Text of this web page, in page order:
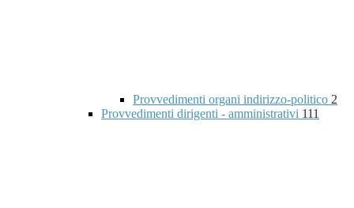
Provvedimenti organi indirizzo-politico 2
Provvedimenti dirigenti - amministrativi 111